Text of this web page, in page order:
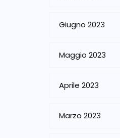
Giugno 2023
Maggio 2023
Aprile 2023
Marzo 2023